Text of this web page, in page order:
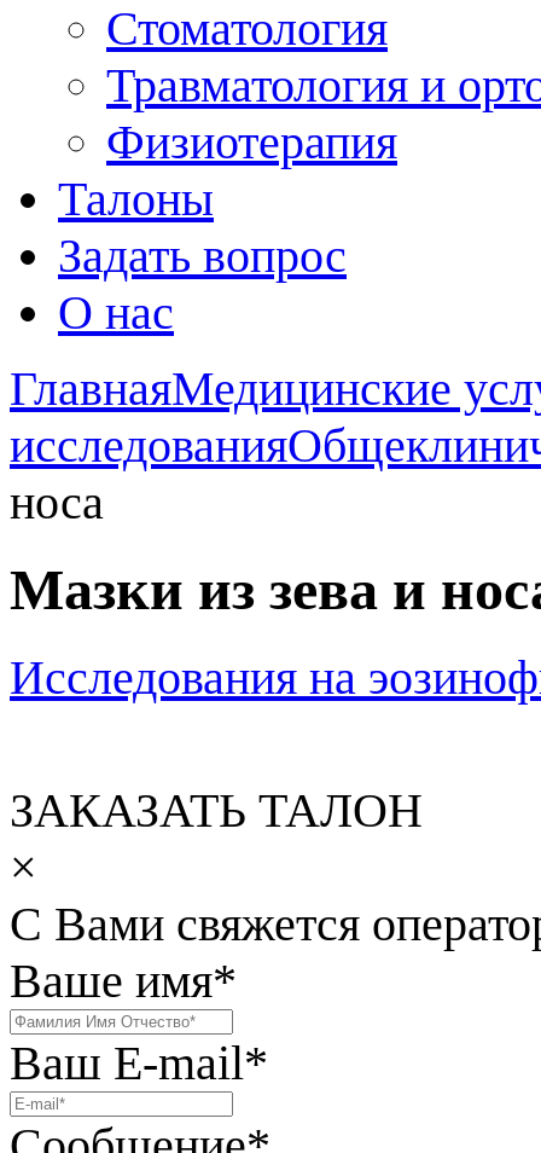
Стоматология
Травматология и
Физиотерапия
Талоны
Задать вопрос
О нас
ГлавнаяМедицинские
исследования
носа
Мазки из зева и
Исследования на
ЗАКАЗАТЬ ТАЛОН
×
С Вами свяжется
Ваше имя*
Ваш E-mail*